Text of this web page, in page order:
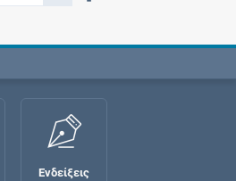
Ενδείξεις